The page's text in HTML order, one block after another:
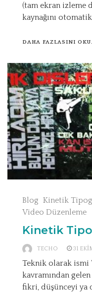
(tam ekran izleme
kaynağını
DAHA FAZLASINI
Blog Kinetik
Video Düzenleme
Kinetik
TECHO 31
Teknik olarak ismi
kavramından
fikri, düşünceyi